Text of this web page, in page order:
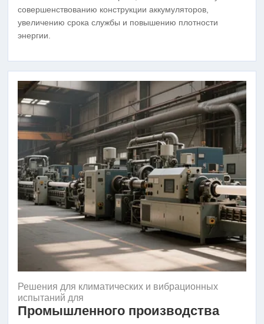
совершенствованию конструкции аккумуляторов,
увеличению срока службы и повышению плотности
энергии.
Решения для климатических и вибрационных
испытаний для
Промышленного производства